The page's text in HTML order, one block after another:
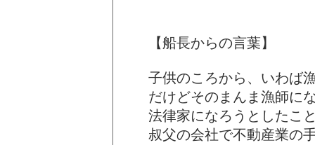
【船長からの言葉】
子供のころから、いわば
だけどそのまんま漁師に
法律家になろうとしたこ
叔父の会社で不動産業の